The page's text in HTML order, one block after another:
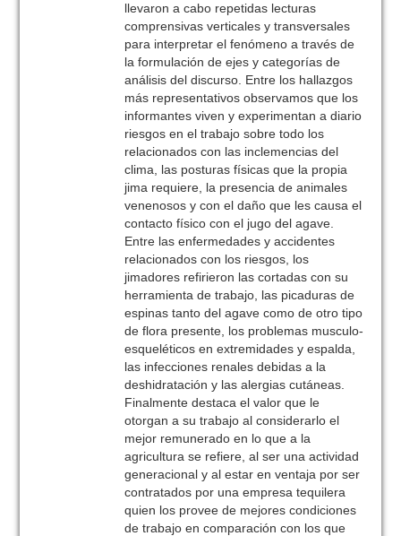
llevaron a cabo repetidas lecturas
comprensivas verticales y transversales
para interpretar el fenómeno a través de
la formulación de ejes y categorías de
análisis del discurso. Entre los hallazgos
más representativos observamos que los
informantes viven y experimentan a diario
riesgos en el trabajo sobre todo los
relacionados con las inclemencias del
clima, las posturas físicas que la propia
jima requiere, la presencia de animales
venenosos y con el daño que les causa el
contacto físico con el jugo del agave.
Entre las enfermedades y accidentes
relacionados con los riesgos, los
jimadores refirieron las cortadas con su
herramienta de trabajo, las picaduras de
espinas tanto del agave como de otro tipo
de flora presente, los problemas musculo-
esqueléticos en extremidades y espalda,
las infecciones renales debidas a la
deshidratación y las alergias cutáneas.
Finalmente destaca el valor que le
otorgan a su trabajo al considerarlo el
mejor remunerado en lo que a la
agricultura se refiere, al ser una actividad
generacional y al estar en ventaja por ser
contratados por una empresa tequilera
quien los provee de mejores condiciones
de trabajo en comparación con los que